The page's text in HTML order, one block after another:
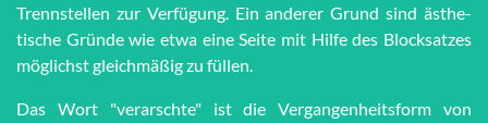
Trenn­stel­len zur Ver­fü­gung. Ein anderer Grund sind äs­the­
tische Grün­de wie et­wa eine Seite mit Hilfe des Block­satzes
möglichst gleich­mä­ßig zu füllen.
Das Wort "verarschte" ist die Vergangenheitsform von